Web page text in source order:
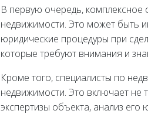
В первую очередь,
недвижимости. Это может быть
юридические процедуры при
которые требуют внимания и
Кроме того, специалисты по
недвижимости. Это включает не
экспертизы объекта, анализ